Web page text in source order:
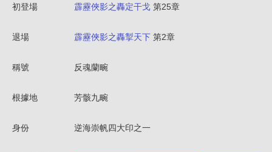
初登場 霹靂俠影之轟定干戈 第25章
退場 霹靂俠影之轟掣天下 第2章
稱號 反魂蘭畹
根據地 芳骸九畹
身份 逆海崇帆四大印之一